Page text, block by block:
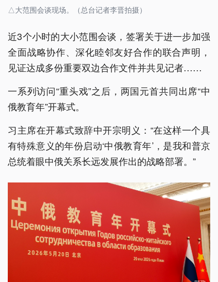
△大范围会谈现场。（总台记者李晋拍摄）
近3个小时的大小范围会谈，签署关于进一步加强
全面战略协作、深化睦邻友好合作的联合声明，
见证达成多份重要双边合作文件并共见记者……
一系列访问“重头戏”之后，两国元首共同出席“中
俄教育年”开幕式。
习主席在开幕式致辞中开宗明义：“在这样一个具
有特殊意义的年份启动‘中俄教育年’，是我和普京
总统着眼中俄关系长远发展作出的战略部署。”